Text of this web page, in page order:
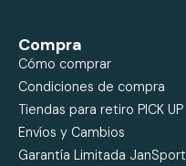
Compra
Cómo comprar
Condiciones de compra
Tiendas para retiro PICK UP
Envíos y Cambios
Garantía Limitada JanSport